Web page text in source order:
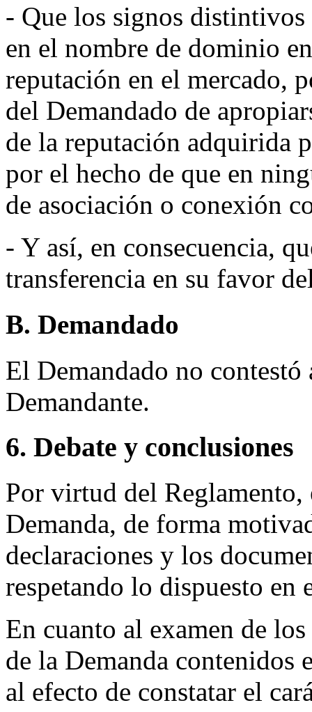
- Que los signos
en el nombre de dominio
reputación en el mercado,
del Demandado de
de la reputación adquirida
por el hecho de que en
de asociación o conexión
- Y así, en consecuencia,
transferencia en su favor
B. Demandado
El Demandado no contestó
Demandante.
6. Debate y conclusiones
Por virtud del
Demanda, de forma
declaraciones y los
respetando lo dispuesto en
En cuanto al examen de
de la Demanda contenidos
al efecto de constatar el